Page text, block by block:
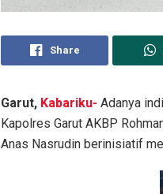
Share
Garut, Kabariku- Adanya
Kapolres Garut AKBP
Anas Nasrudin berinisiatif